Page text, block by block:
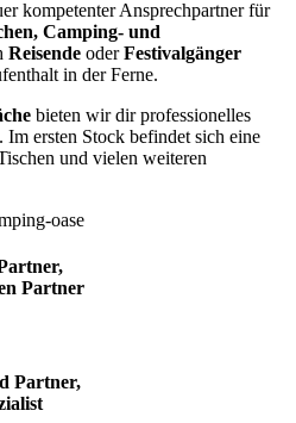
kompetenter Ansprechpartner für
Camping- und
Reisende oderFestivalgänger
in der Ferne.
bieten wir dir professionelles
ersten Stock befindet sich eine
und vielen weiteren
Partner
Partner,